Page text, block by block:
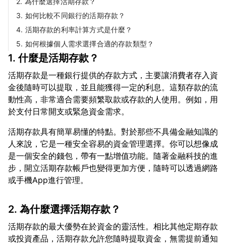
3. 如何比較不同銀行的活期存款？
4. 活期存款的利率計算方式是什麼？
5. 如何根據個人需求選擇合適的存款類型？
1. 什麼是活期存款？
活期存款是一種銀行提供的存款方式，主要讓消費者存入資
金後隨時可以提取，並且能獲得一定的利息。這類存款的流
動性高，非常適合需要頻繁取款或存款的人使用。例如，用
活期存款具有簡單易懂的特點。對於那些不具備金融知識的
人來說，它是一種安全容易的資金管理選擇。你可以想像成
是一個安全的錢包，帶有一點增值功能。隨著金融科技的進
步，開立活期存款帳戶也變得更加方便，隨時可以透過網路
2. 為什麼選擇活期存款？
活期存款的最大優勢在於資金的靈活性。相比其他定期存款
或投資產品，活期存款允許您隨時提取資金，無需提前通知